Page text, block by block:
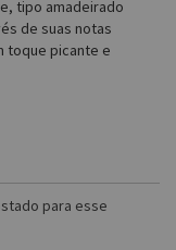
tipo amadeirado
de suas notas
toque picante e
para esse